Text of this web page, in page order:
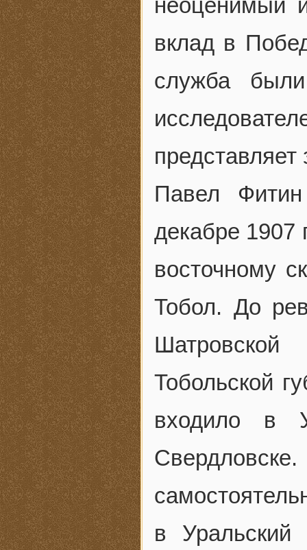
неоценимый
вклад в
служба
Павел
декабре 1907
восточному
Тобол. До
Тобольской
входило в
в Уральский